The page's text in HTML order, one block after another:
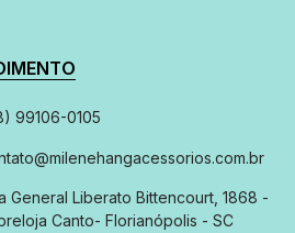
99106-0105
General Liberato Bittencourt, 1868 -
Canto- Florianópolis - SC